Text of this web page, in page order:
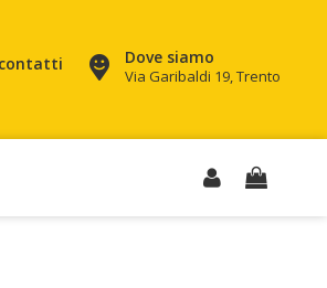
Dove siamo
Via Garibaldi 19, Trento